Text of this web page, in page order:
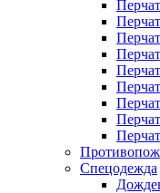
Спецодежда